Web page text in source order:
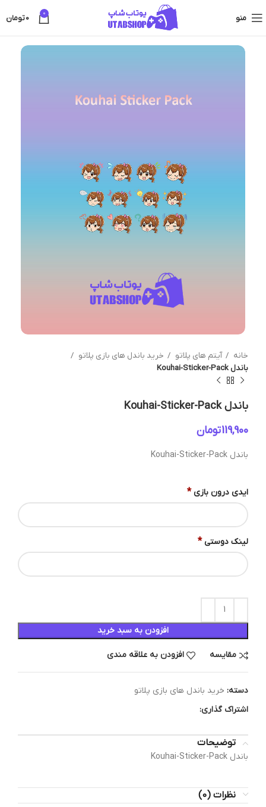
منو 0
0تومان
خانه آیتم های پلاتو
خرید باندل های بازی پلاتو
باندل Kouhai-Sticker-Pack
باندل Kouhai-Sticker-Pack
تومان
باندل Kouhai-Sticker-Pack
ایدی درون بازی *
لینک دوستی *
افزودن به سبد خرید
مقایسه افزودن به علاقه مندی
دسته: خرید باندل های بازی پلاتو
اشتراک گذاری:
توضیحات
باندل Kouhai-Sticker-Pack
نظرات (0)